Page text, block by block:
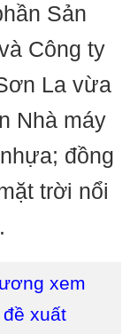
Sản
Công ty
La vừa
Nhà máy
đồng
trời nổi
xem
xuất